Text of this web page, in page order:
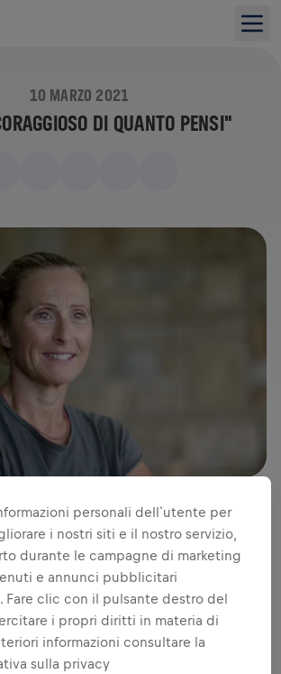
10 MARZO 2021
DI QUANTO PENSI"
personali dell`utente per
i nostri siti e il nostro servizio,
durante le campagne di marketing
e annunci pubblicitari
Fare clic con il pulsante destro del
i propri diritti in materia di
informazioni consultare la
sulla privacy